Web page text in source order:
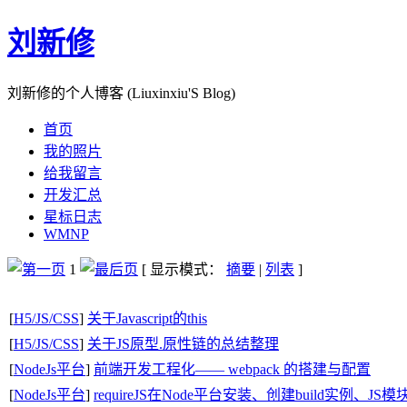
刘新修
刘新修的个人博客 (Liuxinxiu'S Blog)
首页
我的照片
给我留言
开发汇总
星标日志
WMNP
1 [ 显示模式： 摘要 | 列表 ]
[H5/JS/CSS] 关于Javascript的this
[H5/JS/CSS] 关于JS原型.原性链的总结整理
[NodeJs平台] 前端开发工程化—— webpack 的搭建与配置
[NodeJs平台] requireJS在Node平台安装、创建build实例、JS模